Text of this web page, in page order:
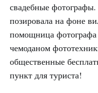
свадебные
позировала на фоне
помощница фотографа
чемоданом
общественные
пункт для туриста!